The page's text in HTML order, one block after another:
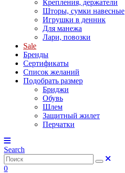
Крепления, держатели
Шторы, сумки навесные
Игрушки в денник
Для манежа
Лари, повозки
Sale
Бренды
Сертификаты
Список желаний
Подобрать размер
Бриджи
Обувь
Шлем
Защитный жилет
Перчатки
Search
0